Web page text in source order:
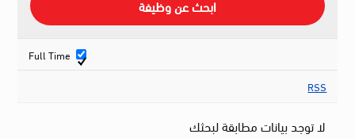
RSS
لا توجد بيانات مطابقة لبحثك